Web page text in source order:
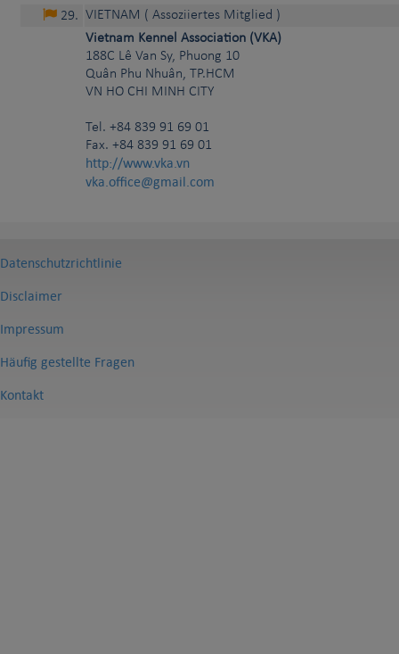
29. VIETNAM ( Assoziiertes Mitglied )
Vietnam Kennel Association (VKA)
188C Lê Van Sy, Phuong 10
Quân Phu Nhuân, TP.HCM
VN HO CHI MINH CITY
Tel. +84 839 91 69 01
Fax. +84 839 91 69 01
http://www.vka.vn
vka.office@gmail.com
Datenschutzrichtlinie
Disclaimer
Impressum
Häufig gestellte Fragen
Kontakt